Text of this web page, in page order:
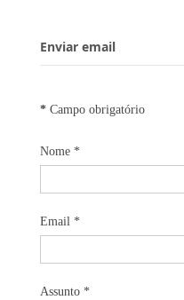
Enviar email
* Campo obrigatório
Nome *
Email *
Assunto *